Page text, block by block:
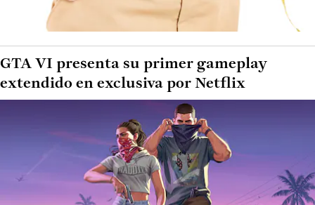
GTA VI presenta su primer gameplay
extendido en exclusiva por Netflix